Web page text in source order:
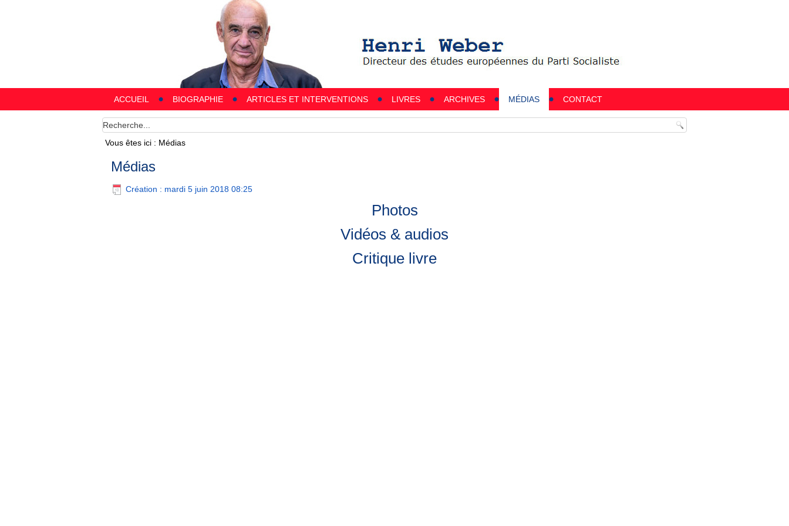
ACCUEIL BIOGRAPHIE ARTICLES ET INTERVENTIONS LIVRES ARCHIVES MÉDIAS CONTACT
Vous êtes ici : Médias
Médias
Création : mardi 5 juin 2018 08:25
Photos
Vidéos & audios
Critique livre